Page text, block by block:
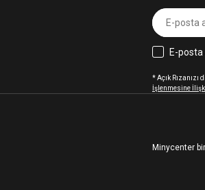
E-
* Açık
İşlenmesine
Minycenter bir